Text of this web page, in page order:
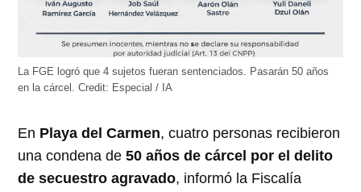
La FGE logró que 4 sujetos fueran sentenciados. Pasarán 50 años
en la cárcel.Credit: Especial / IA
En Playa del Carmen, cuatro personas recibieron
una condena de50 años de cárcel por el delito
de secuestro agravado, informó la Fiscalía